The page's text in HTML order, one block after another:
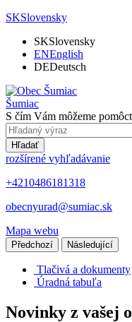
SKSlovensky
SKSlovensky
ENEnglish
DEDeutsch
Šumiac
S čím Vám môžeme
Hľadať
rozšírené vyhľadávanie
+4210486181318
obecnyurad@sumiac.sk
Mapa webu
Předchozí Následující
Tlačivá a dokumenty
Úradná tabuľa
Novinky z vašej